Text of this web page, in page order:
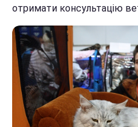
отримати консультацію